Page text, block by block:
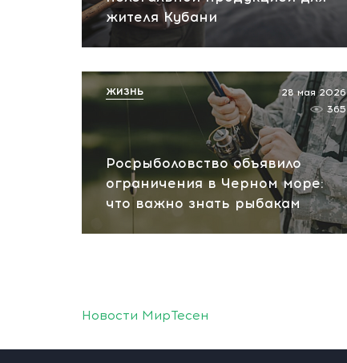
жителя Кубани
Росрыболовство объявило
ограничения в Черном море:
что важно знать рыбакам
28 мая 2026
365
ЖИЗНЬ
Новости МирТесен